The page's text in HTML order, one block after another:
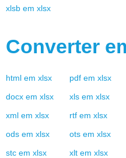
xlsb em xlsx
Converter
html em xlsx pdf em xlsx
docx em xlsx xls em xlsx
xml em xlsx rtf em xlsx
ods em xlsx ots em xlsx
stc em xlsx xlt em xlsx